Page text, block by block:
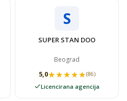
S
SUPER STAN DOO
Beograd
5,0★★★★★
★★★★★(86)
Licencirana agencija